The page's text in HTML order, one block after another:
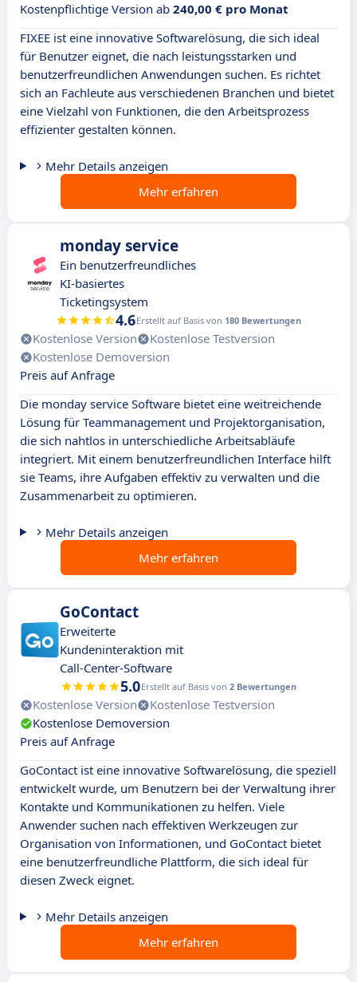
Kostenpflichtige Version ab 240,00 € pro Monat
FIXEE ist eine innovative Softwarelösung, die sich ideal
für Benutzer eignet, die nach leistungsstarken und
benutzerfreundlichen Anwendungen suchen. Es richtet
sich an Fachleute aus verschiedenen Branchen und bietet
eine Vielzahl von Funktionen, die den Arbeitsprozess
effizienter gestalten können.
Mehr Details anzeigen
Mehr erfahren
monday service
Ein benutzerfreundliches
KI-basiertes
Ticketingsystem
4.6Erstellt auf Basis von 180 Bewertungen
Kostenlose Version
Kostenlose Testversion
Kostenlose Demoversion
Preis auf Anfrage
Die monday service Software bietet eine weitreichende
Lösung für Teammanagement und Projektorganisation,
die sich nahtlos in unterschiedliche Arbeitsabläufe
integriert. Mit einem benutzerfreundlichen Interface hilft
sie Teams, ihre Aufgaben effektiv zu verwalten und die
Zusammenarbeit zu optimieren.
Mehr Details anzeigen
Mehr erfahren
GoContact
Erweiterte
Kundeninteraktion mit
Call-Center-Software
5.0Erstellt auf Basis von 2 Bewertungen
Kostenlose Version
Kostenlose Testversion
Kostenlose Demoversion
Preis auf Anfrage
GoContact ist eine innovative Softwarelösung, die speziell
entwickelt wurde, um Benutzern bei der Verwaltung ihrer
Kontakte und Kommunikationen zu helfen. Viele
Anwender suchen nach effektiven Werkzeugen zur
Organisation von Informationen, und GoContact bietet
eine benutzerfreundliche Plattform, die sich ideal für
diesen Zweck eignet.
Mehr Details anzeigen
Mehr erfahren